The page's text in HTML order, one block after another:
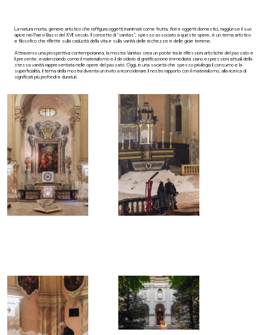
La natura morta, genere artistico che raffigura oggetti inanimati come frutta, fiori e oggetti domestici, raggiunse il suo
apice nei Paesi Bassi del XVII secolo. Il concetto di "vanitas", spesso associato a queste opere, è un tema artistico
e filosofico che riflette sulla caducità della vita e sulla vanità delle ricchezze e delle gioie terrene.
Attraverso una prospettiva contemporanea, la mostra Vanitas crea un ponte tra le riflessioni artistiche del passato e
il presente, evidenziando come il materialismo e il desiderio di gratificazione immediata siano espressioni attuali della
stessa vanità rappresentata nelle opere del passato. Oggi, in una società che spesso privilegia il consumo e la
superficialità, il tema della mostra diventa un invito a riconsiderare il nostro rapporto con il materialismo, alla ricerca di
significati più profondi e duraturi.